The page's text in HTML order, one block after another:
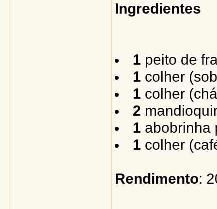
Ingredientes
1 peito de
1 colher
1 colher
2
1 abobrinha
1 colher
Rendimento: